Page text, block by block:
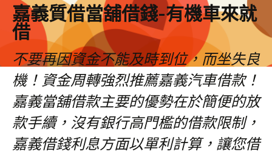
嘉義質借當舖借錢-有機車來就
借
不要再因資金不能及時到位，而坐失良
機！資金周轉強烈推薦嘉義汽車借款！
嘉義當舖借款主要的優勢在於簡便的放
款手續，沒有銀行高門檻的借款限制，
嘉義借錢利息方面以單利計算，讓您借